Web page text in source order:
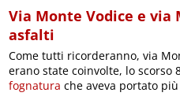
Via Monte Vodice e via
asfalti
Come tutti ricorderanno, via
erano state coinvolte, lo scorso
fognatura che aveva portato